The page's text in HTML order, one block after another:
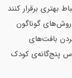
بهتری برقرار کنند
روش‌های گوناگون
بافت‌های
پنج‌گانه‌ی کودک